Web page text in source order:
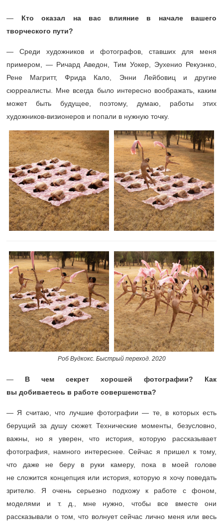
— Кто оказал на вас влияние в начале вашего
творческого пути?
— Среди художников и фотографов, ставших для меня
примером, — Ричард Аведон, Тим Уокер, Эухенио Рекуэнко,
Рене Магритт, Фрида Кало, Энни Лейбовиц и другие
сюрреалисты. Мне всегда было интересно воображать, каким
может быть будущее, поэтому, думаю, работы этих
художников-визионеров и попали в нужную точку.
Роб Вудкокс. Быстрый переход. 2020
— В чем секрет хорошей фотографии? Как
вы добиваетесь в работе совершенства?
— Я считаю, что лучшие фотографии — те, в которых есть
берущий за душу сюжет. Технические моменты, безусловно,
важны, но я уверен, что история, которую рассказывает
фотография, намного интереснее. Сейчас я пришел к тому,
что даже не беру в руки камеру, пока в моей голове
не сложится концепция или история, которую я хочу поведать
зрителю. Я очень серьезно подхожу к работе с фоном,
моделями и т. д., мне нужно, чтобы все вместе они
рассказывали о том, что волнует сейчас лично меня или весь